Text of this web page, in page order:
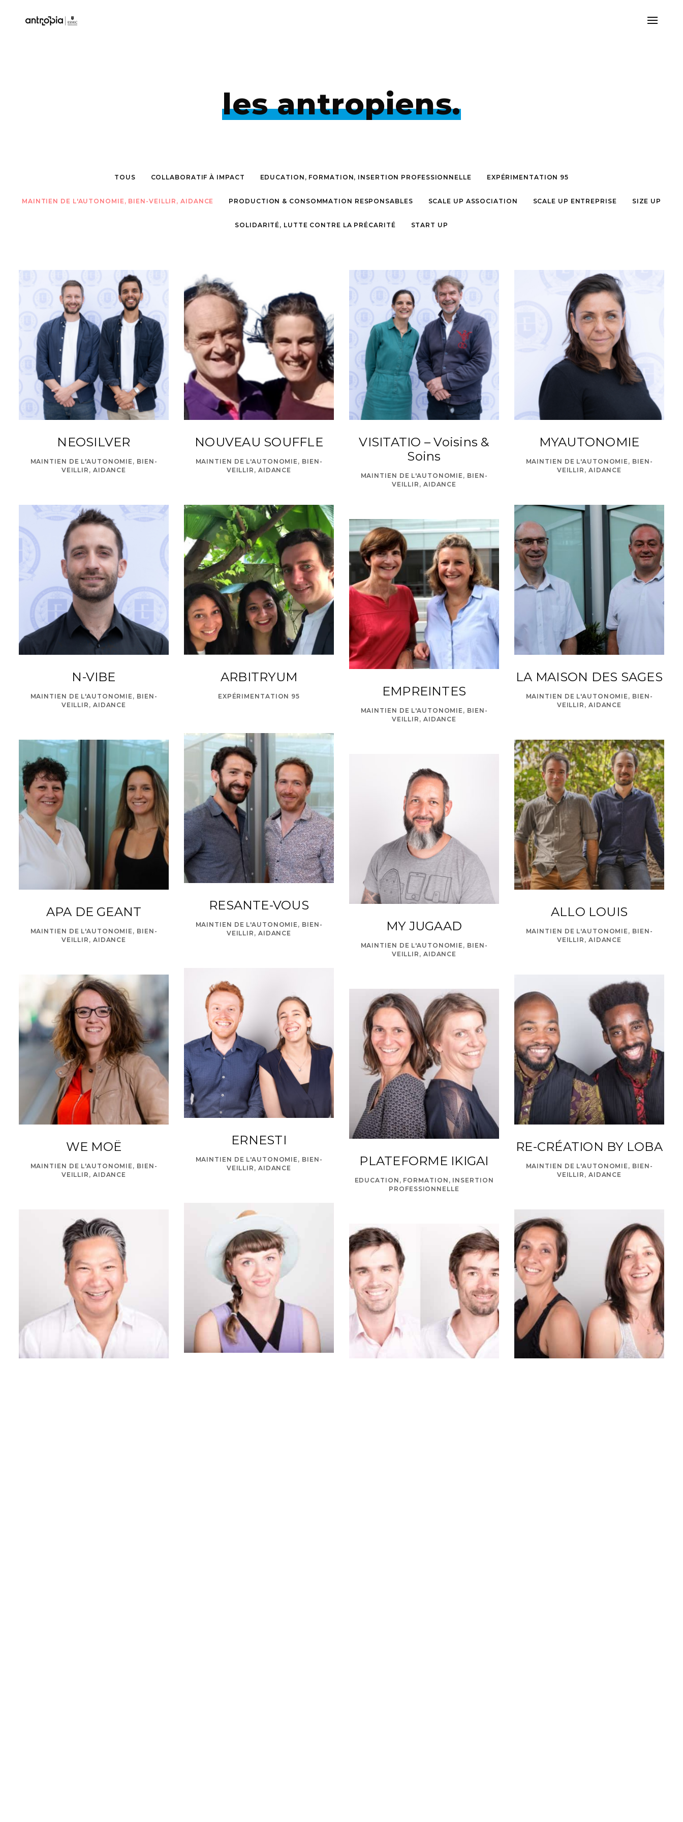
les antropiens.
TOUS COLLABORATIF À IMPACT EDUCATION, FORMATION, INSERTION PROFESSIONNELLE EXPÉRIMENTATION 95
MAINTIEN DE L'AUTONOMIE, BIEN-VEILLIR, AIDANCE PRODUCTION & CONSOMMATION RESPONSABLES SCALE UP ASSOCIATION SCALE UP ENTREPRISE SIZE UP
SOLIDARITÉ, LUTTE CONTRE LA PRÉCARITÉ START UP
NEOSILVER
MAINTIEN DE L'AUTONOMIE, BIEN-
VEILLIR, AIDANCE
NOUVEAU SOUFFLE
MAINTIEN DE L'AUTONOMIE, BIEN-
VEILLIR, AIDANCE
VISITATIO – Voisins &
Soins
MAINTIEN DE L'AUTONOMIE, BIEN-
VEILLIR, AIDANCE
MYAUTONOMIE
MAINTIEN DE L'AUTONOMIE, BIEN-
VEILLIR, AIDANCE
N-VIBE
MAINTIEN DE L'AUTONOMIE, BIEN-
VEILLIR, AIDANCE
ARBITRYUM
EXPÉRIMENTATION 95
LA MAISON DES SAGES
MAINTIEN DE L'AUTONOMIE, BIEN-
VEILLIR, AIDANCE
EMPREINTES
MAINTIEN DE L'AUTONOMIE, BIEN-
VEILLIR, AIDANCE
RESANTE-VOUS
MAINTIEN DE L'AUTONOMIE, BIEN-
VEILLIR, AIDANCE
APA DE GEANT
MAINTIEN DE L'AUTONOMIE, BIEN-
VEILLIR, AIDANCE
ALLO LOUIS
MAINTIEN DE L'AUTONOMIE, BIEN-
VEILLIR, AIDANCE
MY JUGAAD
MAINTIEN DE L'AUTONOMIE, BIEN-
VEILLIR, AIDANCE
ERNESTI
MAINTIEN DE L'AUTONOMIE, BIEN-
VEILLIR, AIDANCE
WE MOË
MAINTIEN DE L'AUTONOMIE, BIEN-
VEILLIR, AIDANCE
RE-CRÉATION BY LOBA
MAINTIEN DE L'AUTONOMIE, BIEN-
VEILLIR, AIDANCE
PLATEFORME IKIGAI
EDUCATION, FORMATION, INSERTION
PROFESSIONNELLE
hello@leedo.com
© 2020 Antropia ESSEC. All rights reserved.